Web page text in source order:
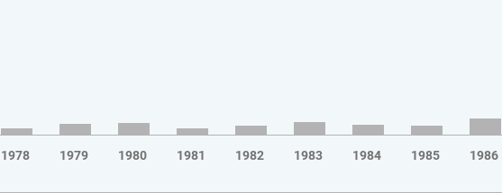
1978 1979 1980 1981 1982 1983 1984 1985 1986